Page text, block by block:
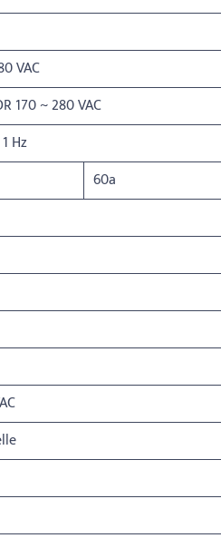
VAC
170 ~ 280 VAC
Hz
60a